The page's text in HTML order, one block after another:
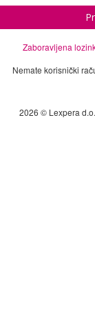
Zaboravljena
Nemate korisnički
2026 © Lexpera